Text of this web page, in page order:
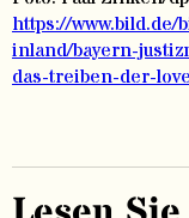
https://
inland/bayern-
das-treiben-der-